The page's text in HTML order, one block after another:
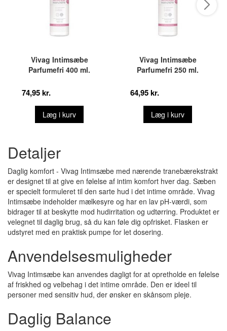
Vivag Intimsæbe
Parfumefri 400 ml.
74,95 kr.
Læg i kurv
Vivag Intimsæbe
Parfumefri 250 ml.
64,95 kr.
Læg i kurv
Detaljer
Daglig komfort - Vivag Intimsæbe med nærende tranebærekstrakt
er designet til at give en følelse af intim komfort hver dag. Sæben
er specielt formuleret til den sarte hud i det intime område. Vivag
Intimsæbe indeholder mælkesyre og har en lav pH-værdi, som
bidrager til at beskytte mod hudirritation og udtørring. Produktet er
velegnet til daglig brug, så du kan føle dig opfrisket. Flasken er
udstyret med en praktisk pumpe for let dosering.
Anvendelsesmuligheder
Vivag Intimsæbe kan anvendes dagligt for at opretholde en følelse
af friskhed og velbehag i det intime område. Den er ideel til
personer med sensitiv hud, der ønsker en skånsom pleje.
Daglig Balance